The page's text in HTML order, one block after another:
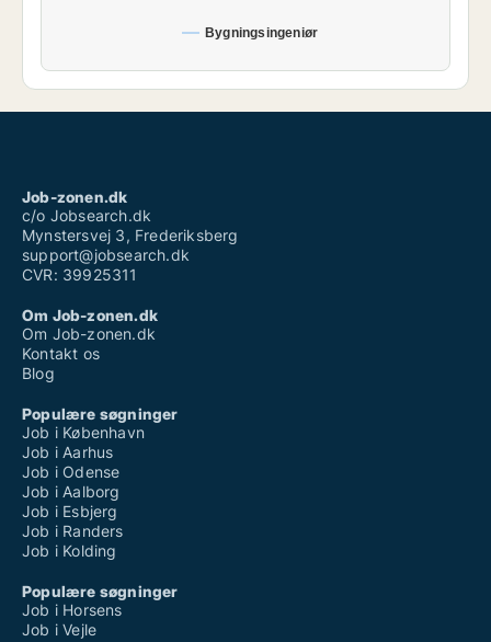
Bygningsingeniør
Job-zonen.dk
c/o Jobsearch.dk
Mynstersvej 3, Frederiksberg
support@jobsearch.dk
CVR: 39925311
Om Job-zonen.dk
Om Job-zonen.dk
Kontakt os
Blog
Populære søgninger
Job i København
Job i Aarhus
Job i Odense
Job i Aalborg
Job i Esbjerg
Job i Randers
Job i Kolding
Populære søgninger
Job i Horsens
Job i Vejle